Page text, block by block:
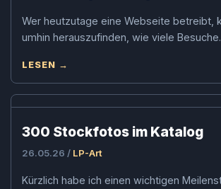
Wer heutzutage eine Webseite betreibt,
umhin herauszufinden, wie viele
LESEN →
300 Stockfotos im Katalog
26.05.26 / LP-Art
Kürzlich habe ich einen wichtigen